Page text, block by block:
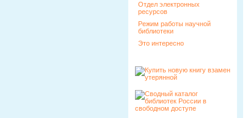
Отдел электронных
ресурсов
Режим работы научной
библиотеки
Это интересно